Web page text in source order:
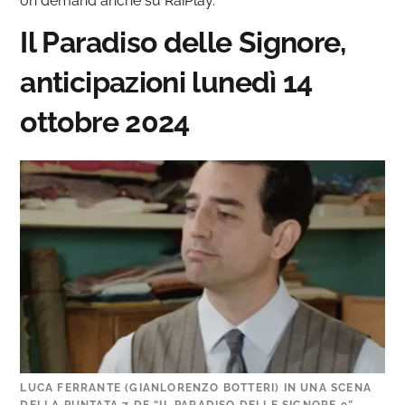
Il Paradiso delle Signore,
anticipazioni lunedì 14
ottobre 2024
LUCA FERRANTE (GIANLORENZO BOTTERI) IN UNA SCENA